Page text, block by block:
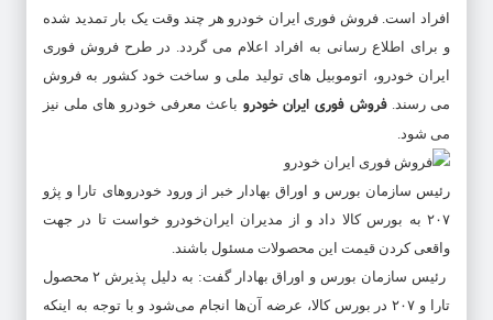
افراد است.فروش فوری ایران خودرو هر چند وقت یک بار تمدید شده
و برای اطلاع رسانی به افراد اعلام می گردد. در طرح فروش فوری
ایران خودرو، اتوموبیل های تولید ملی و ساخت خود کشور به فروش
می رسند. فروش فوری ایران خودرو باعث معرفی خودرو های ملی نیز
می شود.
رئیس سازمان بورس و اوراق بهادار خبر از ورود خودروهای تارا و پژو
۲۰۷ به بورس کالا داد و از مدیران ایران‌خودرو خواست تا در جهت
واقعی کردن قیمت این محصولات مسئول باشند.
رئیس سازمان بورس و اوراق بهادار گفت: به دلیل پذیرش ۲ محصول
تارا و ۲۰۷ در بورس کالا، عرضه آن‌ها انجام می‌شود و با توجه به اینکه